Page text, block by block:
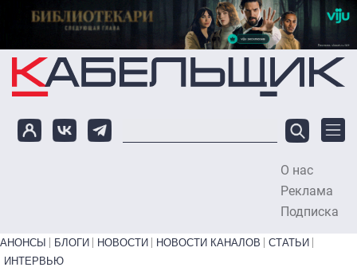
Перейти к основному содержанию
О нас
Реклама
Подписка
Primary links bottom
АНОНСЫ БЛОГИ НОВОСТИ НОВОСТИ КАНАЛОВ
СТАТЬИ
ИНТЕРВЬЮ